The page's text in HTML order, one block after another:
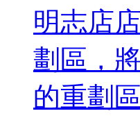
明志店
劃區，
的重劃